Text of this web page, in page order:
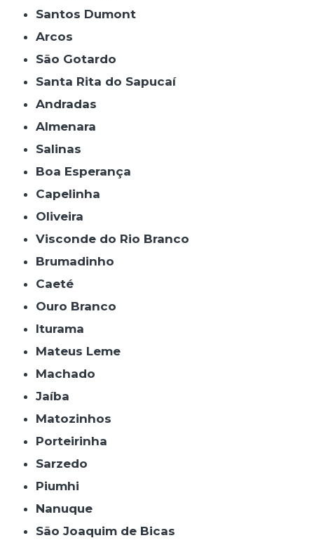
Santos Dumont
Arcos
São Gotardo
Santa Rita do Sapucaí
Andradas
Almenara
Salinas
Boa Esperança
Capelinha
Oliveira
Visconde do Rio Branco
Brumadinho
Caeté
Ouro Branco
Iturama
Mateus Leme
Machado
Jaíba
Matozinhos
Porteirinha
Sarzedo
Piumhi
Nanuque
São Joaquim de Bicas